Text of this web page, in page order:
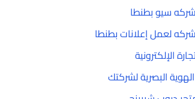
سيو بطنطا
لعمل إعلانات بطنطا
الإلكترونية
البصرية لشركتك